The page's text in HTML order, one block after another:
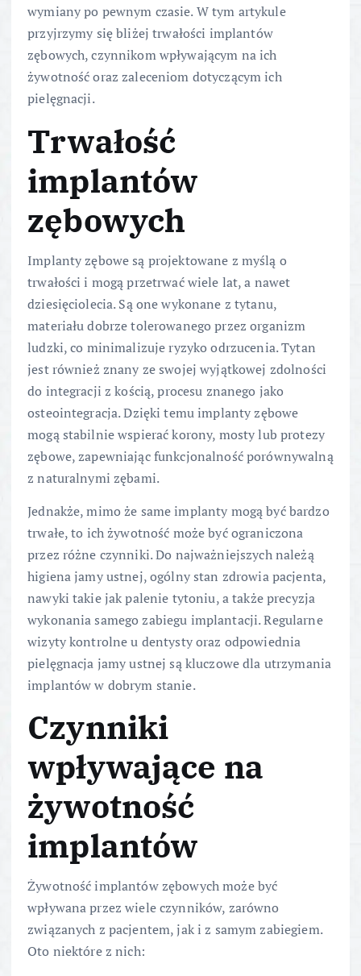
wymiany po pewnym czasie. W tym artykule
przyjrzymy się bliżej trwałości implantów
zębowych, czynnikom wpływającym na ich
żywotność oraz zaleceniom dotyczącym ich
pielęgnacji.
Trwałość
implantów
zębowych
Implanty zębowe są projektowane z myślą o
trwałości i mogą przetrwać wiele lat, a nawet
dziesięciolecia. Są one wykonane z tytanu,
materiału dobrze tolerowanego przez organizm
ludzki, co minimalizuje ryzyko odrzucenia. Tytan
jest również znany ze swojej wyjątkowej zdolności
do integracji z kością, procesu znanego jako
osteointegracja. Dzięki temu implanty zębowe
mogą stabilnie wspierać korony, mosty lub protezy
zębowe, zapewniając funkcjonalność porównywalną
z naturalnymi zębami.
Jednakże, mimo że same implanty mogą być bardzo
trwałe, to ich żywotność może być ograniczona
przez różne czynniki. Do najważniejszych należą
higiena jamy ustnej, ogólny stan zdrowia pacjenta,
nawyki takie jak palenie tytoniu, a także precyzja
wykonania samego zabiegu implantacji. Regularne
wizyty kontrolne u dentysty oraz odpowiednia
pielęgnacja jamy ustnej są kluczowe dla utrzymania
implantów w dobrym stanie.
Czynniki
wpływające na
żywotność
implantów
Żywotność implantów zębowych może być
wpływana przez wiele czynników, zarówno
związanych z pacjentem, jak i z samym zabiegiem.
Oto niektóre z nich: